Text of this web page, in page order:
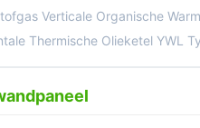
Verticale Organische
Thermische Olieketel YWL Type